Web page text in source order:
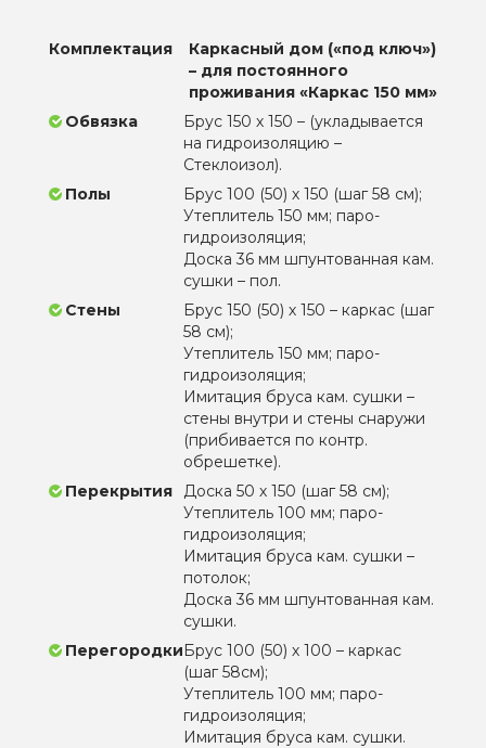
Комплектация
Каркасный дом («под ключ»)
– для постоянного
проживания «Каркас 150 мм»
Обвязка
Брус 150 х 150 – (укладывается
на гидроизоляцию –
Стеклоизол).
Полы
Брус 100 (50) х 150 (шаг 58 см);
Утеплитель 150 мм; паро-
гидроизоляция;
Доска 36 мм шпунтованная кам.
сушки – пол.
Стены
Брус 150 (50) х 150 – каркас (шаг
58 см);
Утеплитель 150 мм; паро-
гидроизоляция;
Имитация бруса кам. сушки –
стены внутри и стены снаружи
(прибивается по контр.
обрешетке).
Перекрытия
Доска 50 х 150 (шаг 58 см);
Утеплитель 100 мм; паро-
гидроизоляция;
Имитация бруса кам. сушки –
потолок;
Доска 36 мм шпунтованная кам.
сушки.
ПерегородкиБрус 100 (50) х 100 – каркас
(шаг 58см);
Утеплитель 100 мм; паро-
гидроизоляция;
Имитация бруса кам. сушки.